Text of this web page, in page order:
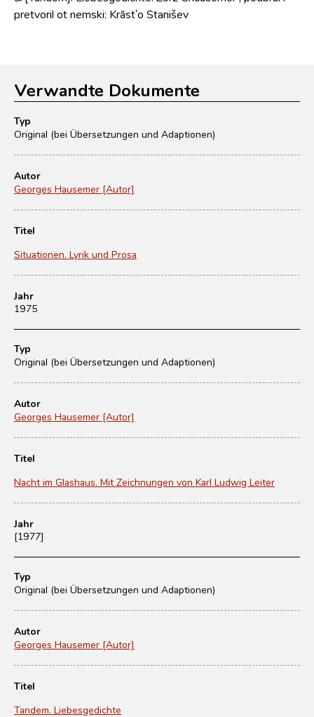
pretvoril ot nemski: Krăstʹo Stanišev
Verwandte Dokumente
Typ
Original (bei Übersetzungen und Adaptionen)
Autor
Georges Hausemer [Autor]
Titel
Situationen. Lyrik und Prosa
Jahr
1975
Typ
Original (bei Übersetzungen und Adaptionen)
Autor
Georges Hausemer [Autor]
Titel
Nacht im Glashaus. Mit Zeichnungen von Karl Ludwig Leiter
Jahr
[1977]
Typ
Original (bei Übersetzungen und Adaptionen)
Autor
Georges Hausemer [Autor]
Titel
Tandem. Liebesgedichte